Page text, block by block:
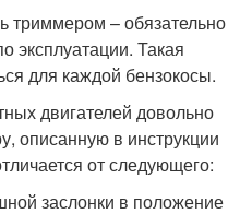
триммером – обязательно
эксплуатации. Такая
для каждой бензокосы.
двигателей довольно
описанную в инструкции
от следующего:
заслонки в положение